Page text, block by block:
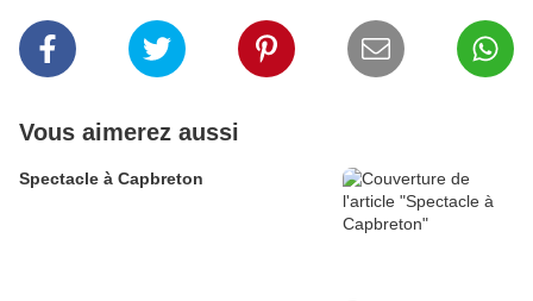
Vous aimerez aussi
Spectacle à Capbreton